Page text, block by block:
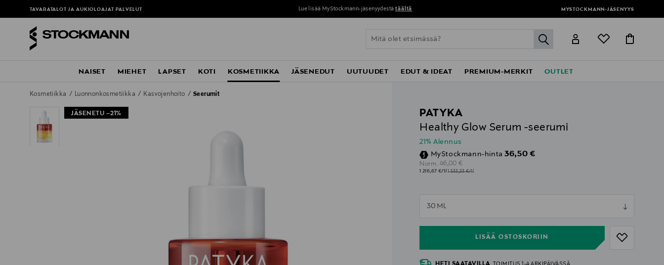
TAVARATALOT JA AUKIOLOAJAT PALVELUT Lue lisää MyStockmann-jäsenyydestä täältä MYSTOCKMANN-JÄSENYYS
label.header.go
NAISET MIEHET LAPSET KOTI KOSMETIIKKA JÄSENEDUT UUTUUDET EDUT & IDEAT PREMIUM-MERKIT OUTLET
Kosmetiikka Luonnonkosmetiikka Kasvojenhoito Seerumit
JÄSENETU –21%
PATYKA
Healthy Glow Serum -seerumi
21% Alennus
MyStockmann-hinta Discounted Price
36,50 €
Norm. Original Price
46,00 €
1 216,67 €/1l1 533,33 €/1l
30 ML
LISÄÄ OSTOSKORIIN
null